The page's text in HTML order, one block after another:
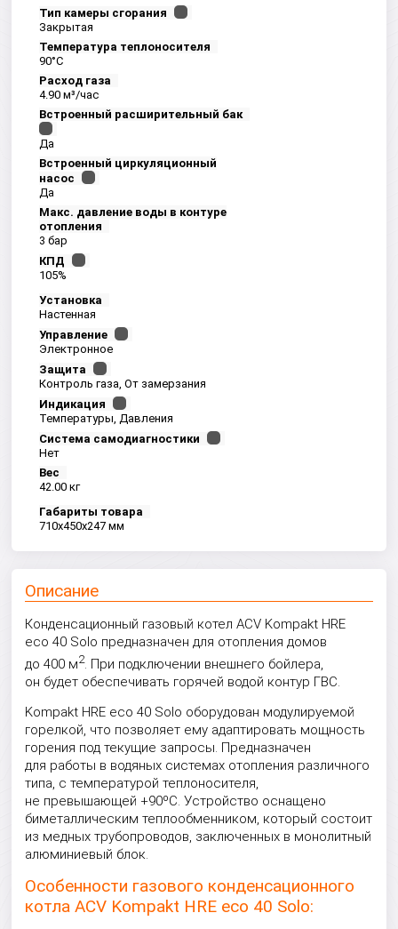
Тип камеры сгорания
Закрытая
Температура теплоносителя
90°С
Расход газа
4.90 м³/час
Встроенный расширительный бак
Да
Встроенный циркуляционный
насос
Да
Макс. давление воды в контуре
отопления
3 бар
КПД
105%
Установка
Настенная
Управление
Электронное
Защита
Контроль газа, От замерзания
Индикация
Температуры, Давления
Система самодиагностики
Нет
Вес
42.00 кг
Габариты товара
710x450x247 мм
Описание
Конденсационный газовый котел ACV Kompakt HRE
eco 40 Solo предназначен для отопления домов
до 400 м2. При подключении внешнего бойлера,
он будет обеспечивать горячей водой контур ГВС.
Kompakt HRE eco 40 Solo оборудован модулируемой
горелкой, что позволяет ему адаптировать мощность
горения под текущие запросы. Предназначен
для работы в водяных системах отопления различного
типа, с температурой теплоносителя,
не превышающей +90ºС. Устройство оснащено
биметаллическим теплообменником, который состоит
из медных трубопроводов, заключенных в монолитный
алюминиевый блок.
Особенности газового конденсационного
котла ACV Kompakt HRE eco 40 Solo: